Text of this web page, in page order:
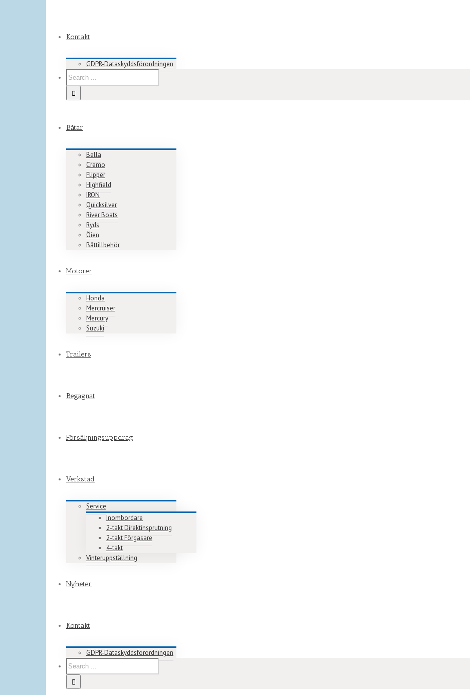
Kontakt
GDPR-Dataskyddsförordningen
Båtar
Bella
Cremo
Flipper
Highfield
IRON
Quicksilver
River Boats
Ryds
Öien
Båttillbehör
Motorer
Honda
Mercruiser
Mercury
Suzuki
Trailers
Begagnat
Försäljningsuppdrag
Verkstad
Service
Inombordare
2-takt Direktinsprutning
2-takt Förgasare
4-takt
Vinteruppställning
Nyheter
Kontakt
GDPR-Dataskyddsförordningen